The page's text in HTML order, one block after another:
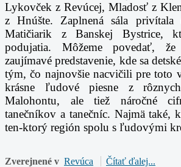
Lykovček z Revúcej, Mladosť z
z Hnúšte. Zaplnená sála privítala
Matičiarik z Banskej Bystrice,
podujatia. Môžeme povedať,
zaujímavé predstavenie, kde sa
tým, čo najnovšie nacvičili pre toto
krásne ľudové piesne z
Malohontu, ale tiež náročné
tanečníkov a tanečníc. Najmä také,
ten-ktorý región spolu s ľudovými
Zverejnené v Revúca Čítať ďalej...